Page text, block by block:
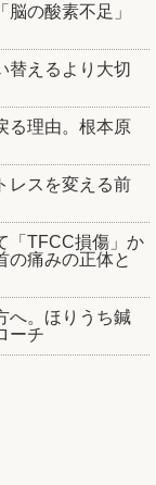
の酸素不足」
替えるより大切
る理由。根本原
レスを変える前
「TFCC損傷」か
の痛みの正体と
へ。ほりうち鍼
ーチ